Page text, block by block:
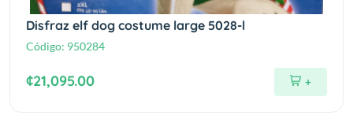
Disfraz elf dog costume large 5028-l
Código: 950284
¢21,095.00 +